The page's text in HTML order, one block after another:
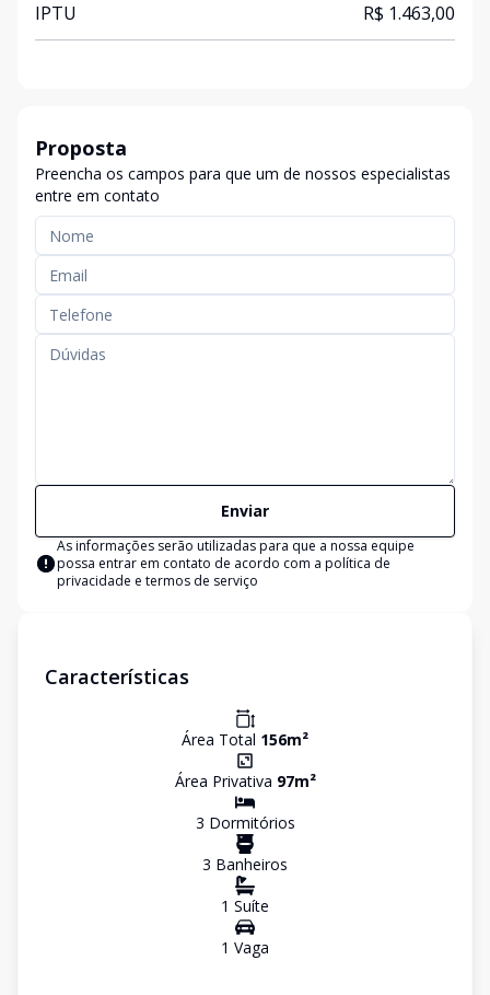
IPTU R$ 1.463,00
Proposta
Preencha os campos para que um de nossos especialistas
entre em contato
Enviar
As informações serão utilizadas para que a nossa equipe
possa entrar em contato de acordo com a política de
privacidade e termos de serviço
Características
Área Total 156m²
Área Privativa 97m²
3 Dormitórios
3 Banheiros
1 Suíte
1 Vaga